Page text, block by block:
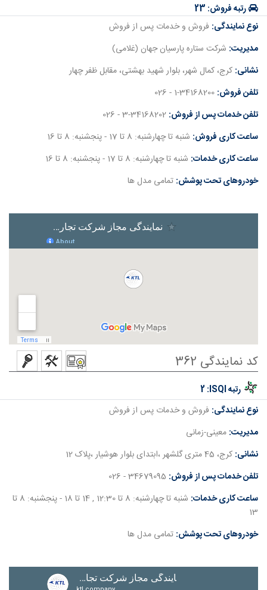
رتبه فروش: 23
نوع نمایندگی: فروش و خدمات پس از فروش
مدیریت: شرکت ستاره پارسیان جهان (غلامی)
نشانی: کرج، کمال شهر، بلوار شهید بهشتی، مقابل ظفر چهار
تلفن فروش:
تلفن خدمات پس از فروش:
ساعت کاری فروش: شنبه تا چهارشنبه: 8 تا 17 - پنجشنبه: 8 تا 16
ساعت کاری خدمات: شنبه تا چهارشنبه: 8 تا 17 - پنجشنبه: 8 تا 16
خودروهای تحت پوشش: تمامی مدل ها
کد نمایندگی 362
رتبه ISQI:
2
نوع نمایندگی: فروش و خدمات پس از فروش
مدیریت: معینی-زمانی
نشانی: کرج، 45 متری گلشهر ،ابتدای بلوار هوشیار ،پلاک 12
تلفن خدمات پس از فروش:
ساعت کاری خدمات:
شنبه تا چهارشنبه: 8 تا 12:30 , 14 تا 18 - پنجشنبه: 8 تا
13
خودروهای تحت پوشش: تمامی مدل ها